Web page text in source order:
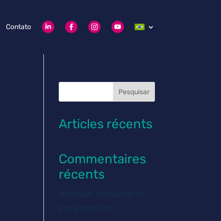
Contato
Pesquisar
Articles récents
Commentaires
récents